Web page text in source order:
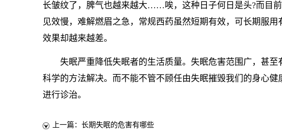
长皱纹了，脾气也越来越大……唉，这种日子何日是头?而目
见效慢，难解燃眉之急，常规西药虽然短期有效，可长期服
效果却越来越差。
失眠严重降低失眠者的生活质量。失眠危害范围广，甚
科学的方法解决。而不能不管不顾任由失眠摧毁我们的身心
进行诊治。
上一篇： 长期失眠的危害有哪些